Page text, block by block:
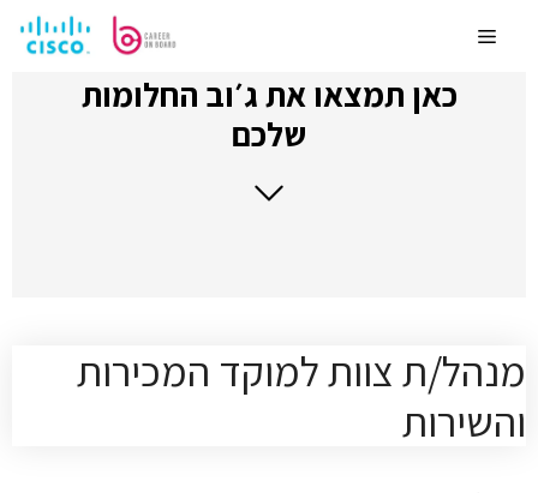
לתוכןMenu
כאן תמצאו את ג׳וב החלומות
שלכם
מנהל/ת צוות למוקד המכירות
והשירות